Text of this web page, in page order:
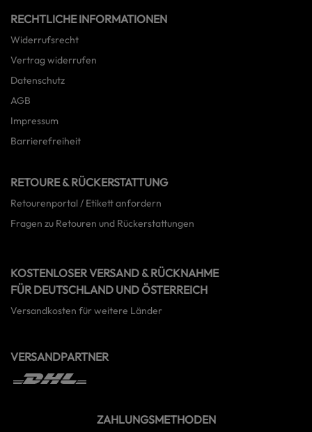
RECHTLICHE INFORMATIONEN
Widerrufsrecht
Vertrag widerrufen
Datenschutz
AGB
Impressum
Barrierefreiheit
RETOURE & RÜCKERSTATTUNG
Retourenportal / Etikett anfordern
Fragen zu Retouren und Rückerstattungen
KOSTENLOSER VERSAND & RÜCKNAHME
FÜR DEUTSCHLAND UND ÖSTERREICH
Versandkosten für weitere Länder
VERSANDPARTNER
ZAHLUNGSMETHODEN